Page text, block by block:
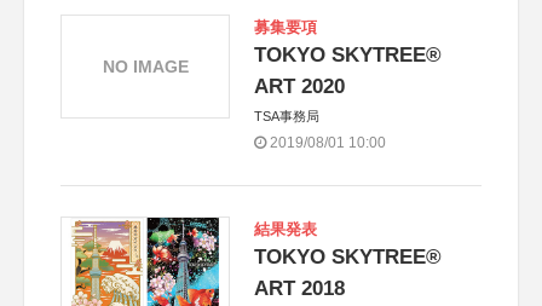
募集要項
TOKYO SKYTREE®
ART 2020
TSA事務局
2019/08/01 10:00
NO IMAGE
結果発表
TOKYO SKYTREE®
ART 2018